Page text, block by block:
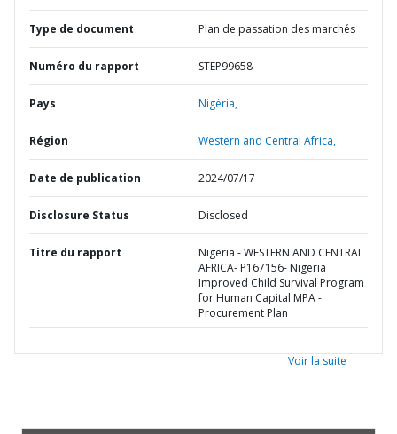
Type de document Plan de passation des marchés
Numéro du rapport STEP99658
Pays Nigéria,
Région Western and Central Africa,
Date de publication 2024/07/17
Disclosure Status Disclosed
Titre du rapport
Nigeria - WESTERN AND CENTRAL
AFRICA- P167156- Nigeria
Improved Child Survival Program
for Human Capital MPA -
Procurement Plan
Voir la suite